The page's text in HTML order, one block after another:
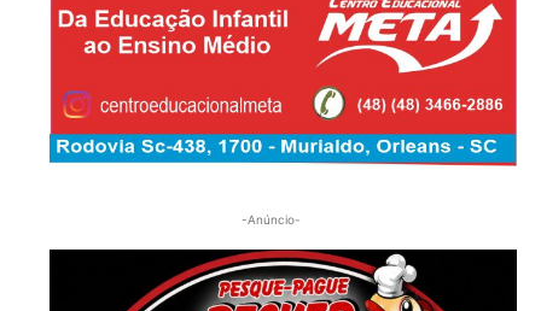
-Anúncio-